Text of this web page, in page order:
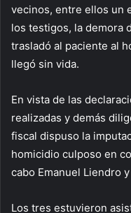
vecinos, entre ellos un
los testigos, la demora
trasladó al paciente al
llegó sin vida.
En vista de las
realizadas y demás
fiscal dispuso la
homicidio culposo en
cabo Emanuel Liendro
Los tres estuvieron